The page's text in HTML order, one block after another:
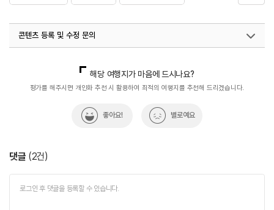
콘텐츠 등록 및 수정 문의
지역콘텐츠육성팀(반려동물동반여행)
02-7299-582
해당 여행지가 마음에 드시나요?
평가를 해주시면 개인화 추천 시 활용하여 최적의 여행지를 추천해 드리겠습니다.
좋아요! 별로예요
댓글 (2건)